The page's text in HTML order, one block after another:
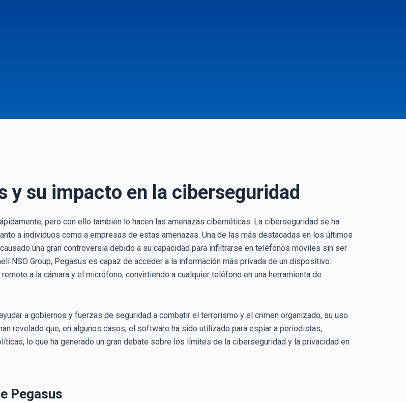
y su impacto en la ciberseguridad
pero con ello también lo hacen las amenazas cibernéticas. La ciberseguridad se ha
a individuos como a empresas de estas amenazas. Una de las más destacadas en los últimos
una gran controversia debido a su capacidad para infiltrarse en teléfonos móviles sin ser
NSO Group, Pegasus es capaz de acceder a la información más privada de un dispositivo:
a la cámara y el micrófono, convirtiendo a cualquier teléfono en una herramienta de
a gobiernos y fuerzas de seguridad a combatir el terrorismo y el crimen organizado, su uso
revelado que, en algunos casos, el software ha sido utilizado para espiar a periodistas,
lo que ha generado un gran debate sobre los límites de la ciberseguridad y la privacidad en
Pegasus